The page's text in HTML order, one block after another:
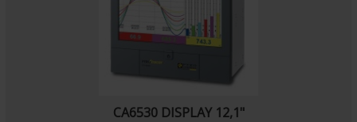
CA6530 DISPLAY 12,1"